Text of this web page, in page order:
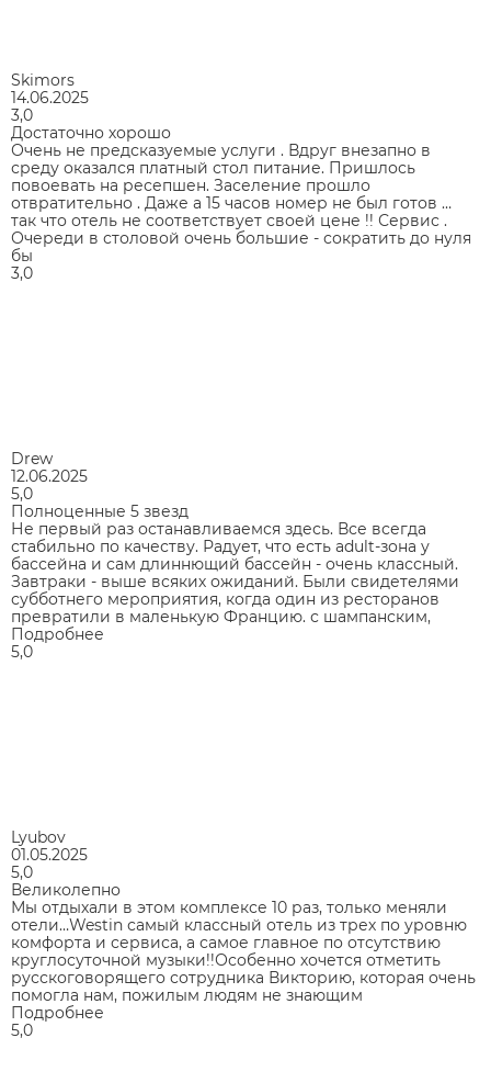
Skimors
14.06.2025
3,0
Достаточно хорошо
Очень не предсказуемые услуги . Вдруг внезапно в
среду оказался платный стол питание. Пришлось
повоевать на ресепшен. Заселение прошло
отвратительно . Даже а 15 часов номер не был готов …
так что отель не соответствует своей цене !! Сервис .
Очереди в столовой очень большие - сократить до нуля
бы
3,0
Drew
12.06.2025
5,0
Полноценные 5 звезд
Не первый раз останавливаемся здесь. Все всегда
стабильно по качеству. Радует, что есть adult-зона у
бассейна и сам длиннющий бассейн - очень классный.
Завтраки - выше всяких ожиданий. Были свидетелями
субботнего мероприятия, когда один из ресторанов
превратили в маленькую Францию. с шампанским,
Подробнее
5,0
Lyubov
01.05.2025
5,0
Великолепно
Мы отдыхали в этом комплексе 10 раз, только меняли
отели…Westin самый классный отель из трех по уровню
комфорта и сервиса, а самое главное по отсутствию
круглосуточной музыки!!Особенно хочется отметить
русскоговорящего сотрудника Викторию, которая очень
помогла нам, пожилым людям не знающим
Подробнее
5,0